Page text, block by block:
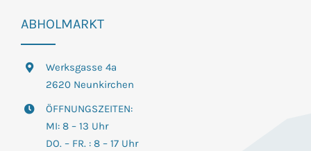
ABHOLMARKT
Werksgasse 4a
2620 Neunkirchen
ÖFFNUNGSZEITEN:
MI: 8 – 13 Uhr
DO. – FR. : 8 – 17 Uhr